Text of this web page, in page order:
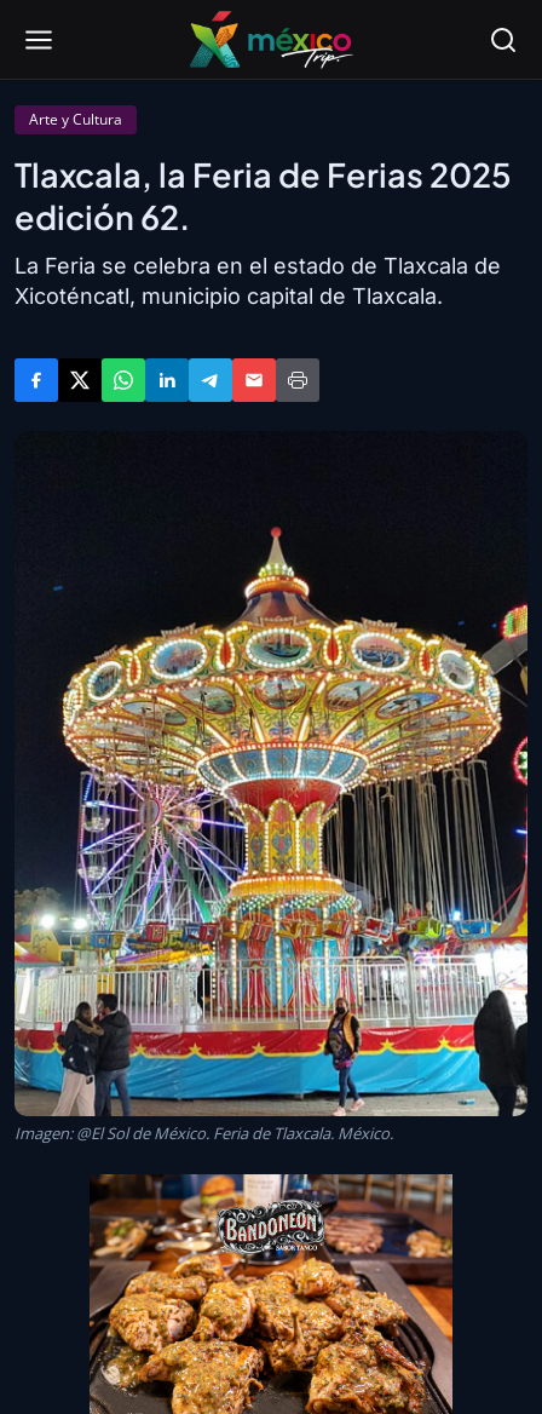
Arte y Cultura
Tlaxcala, la Feria de Ferias 2025
edición 62.
La Feria se celebra en el estado de Tlaxcala de
Xicoténcatl, municipio capital de Tlaxcala.
Imagen: @El Sol de México. Feria de Tlaxcala. México.